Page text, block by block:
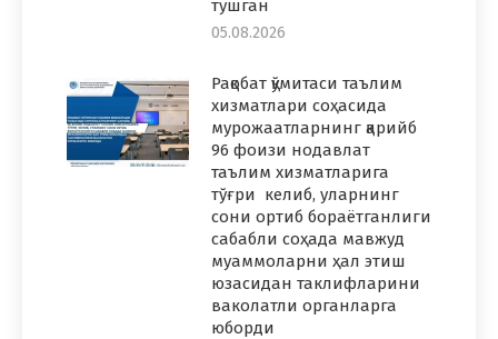
тушган
05.08.2026
Рақобат қўмитаси таълим
хизматлари соҳасида
мурожаатларнинг қарийб
96 фоизи нодавлат
таълим хизматларига
тўғри келиб, уларнинг
сони ортиб бораётганлиги
сабабли соҳада мавжуд
муаммоларни ҳал этиш
юзасидан таклифларини
ваколатли органларга
юборди